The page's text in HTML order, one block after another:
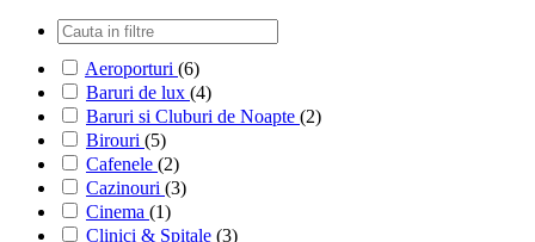
Aeroporturi (6)
Baruri de lux (4)
Baruri si Cluburi de Noapte (2)
Birouri (5)
Cafenele (2)
Cazinouri (3)
Cinema (1)
Clinici & Spitale (3)